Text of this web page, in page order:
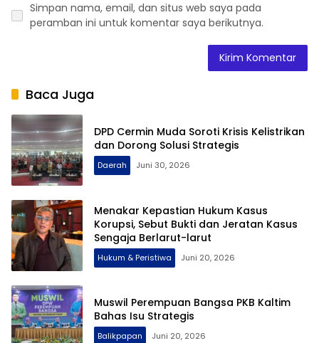
Simpan nama, email, dan situs web saya pada
peramban ini untuk komentar saya berikutnya.
Baca Juga
DPD Cermin Muda Soroti Krisis Kelistrikan
dan Dorong Solusi Strategis
Daerah Juni 30, 2026
Menakar Kepastian Hukum Kasus
Korupsi, Sebut Bukti dan Jeratan Kasus
Sengaja Berlarut-larut
Hukum & Peristiwa Juni 20, 2026
Muswil Perempuan Bangsa PKB Kaltim
Bahas Isu Strategis
Balikpapan Juni 20, 2026